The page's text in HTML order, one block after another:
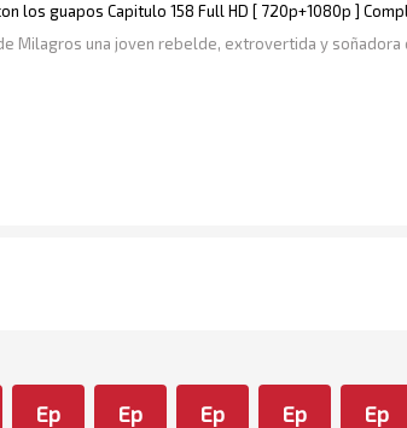
los guapos Capitulo 158 Full HD [ 720p+1080p ]
Milagros una joven rebelde, extrovertida y
Ep Ep Ep Ep Ep